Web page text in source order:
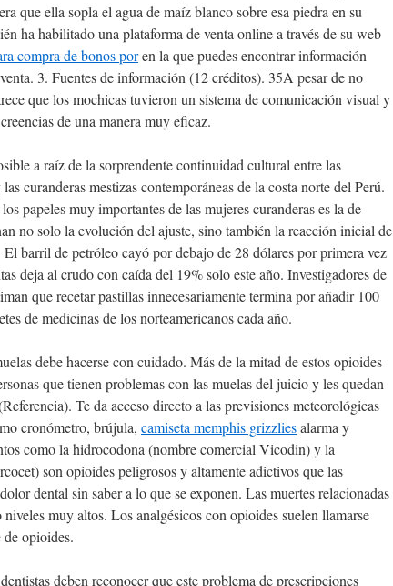
que ella sopla el agua de maíz blanco sobre esa piedra en su
ha habilitado una plataforma de venta online a través de su web
compra de bonos poren la que puedes encontrar información
3. Fuentes de información (12 créditos). 35A pesar de no
que los mochicas tuvieron un sistema de comunicación visual y
de una manera muy eficaz.
a raíz de la sorprendente continuidad cultural entre las
curanderas mestizas contemporáneas de la costa norte del Perú.
papeles muy importantes de las mujeres curanderas es la de
no solo la evolución del ajuste, sino también la reacción inicial de
El barril de petróleo cayó por debajo de 28 dólares por primera vez
deja al crudo con caída del 19% solo este año. Investigadores de
que recetar pastillas innecesariamente termina por añadir 100
de medicinas de los norteamericanos cada año.
debe hacerse con cuidado. Más de la mitad de estos opioides
que tienen problemas con las muelas del juicio y les quedan
Te da acceso directo a las previsiones meteorológicas
cronómetro, brújula, camiseta memphis grizzliesalarma y
como la hidrocodona (nombre comercial Vicodin) y la
son opioides peligrosos y altamente adictivos que las
dental sin saber a lo que se exponen. Las muertes relacionadas
muy altos. Los analgésicos con opioides suelen llamarse
opioides.
deben reconocer que este problema de prescripciones